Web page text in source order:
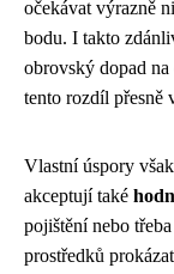
očekávat výrazně
bodu. I takto
obrovský dopad
tento rozdíl přesně
Vlastní úspory
akceptují také
pojištění nebo
prostředků